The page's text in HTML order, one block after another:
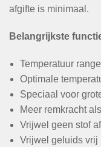
afgifte is minimaal.
Belangrijkste
Temperatuur
Optimale
Speciaal voor
Meer remkracht
Vrijwel geen stof
Vrijwel geluids vrij